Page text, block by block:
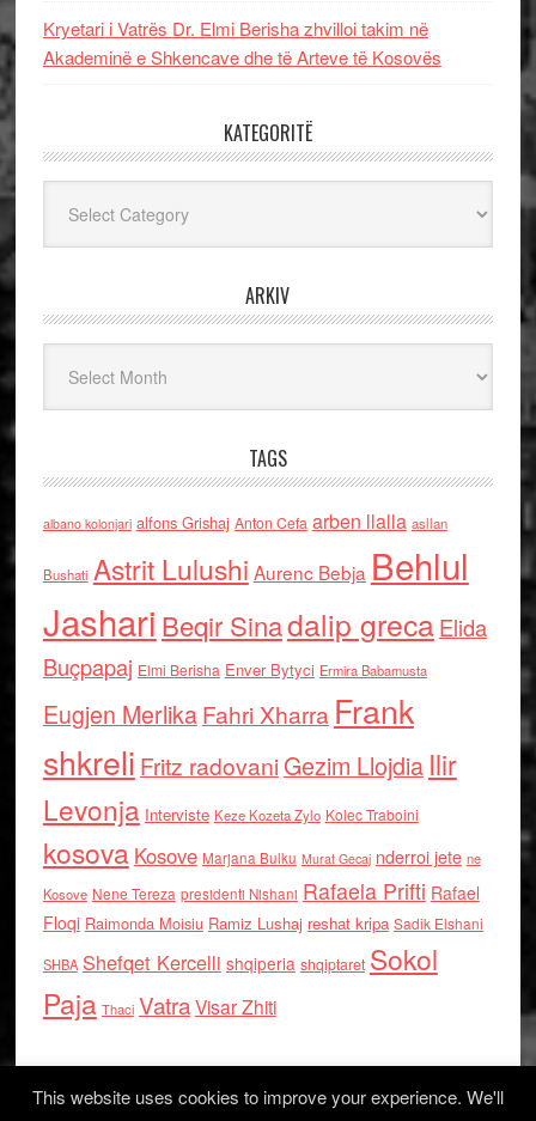
Kryetari i Vatrës Dr. Elmi Berisha zhvilloi takim në
Akademinë e Shkencave dhe të Arteve të Kosovës
KATEGORITË
ARKIV
TAGS
albano kolonjari alfons Grishaj Anton Cefa arben llalla asllan
Bushati Astrit Lulushi Aurenc Bebja Behlul
Jashari Beqir Sinadalip grecaElida
Buçpapaj Elmi Berisha Enver Bytyci Ermira Babamusta
Eugjen MerlikaFahri Xharra Frank
shkreli Fritz radovaniGezim Llojdia Ilir
Levonja Interviste Keze Kozeta Zylo Kolec Traboini
kosova Kosove Marjana Bulku Murat Gecaj nderroi jete ne
Kosove Nene Tereza presidenti Nishani Rafaela Prifti Rafael
Floqi Raimonda Moisiu Ramiz Lushaj reshat kripa Sadik Elshani
SHBA Shefqet Kercelli shqiperia shqiptaret Sokol
Paja Thaci VatraVisar Zhiti
This website uses cookies to improve your experience. We'll